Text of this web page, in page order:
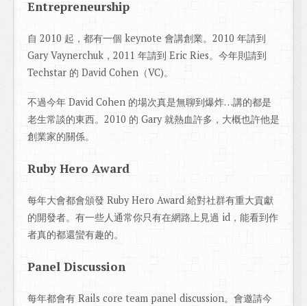
Entrepreneurship
自 2010 起，都有一個 keynote 會講創業。2010 年請到
Gary Vaynerchuk，2011 年請到 Eric Ries。今年則請到
Techstar 的 David Cohen（VC)。
不過今年 David Cohen 的場次真是無聊到爆炸…講的都是
老生常談的東西。2010 的 Gary 就熱血許多，大概也許他是
創業家的關係。
Ruby Hero Award
每年大會都會頒發 Ruby Hero Award 給對社群有重大貢獻
的開發者。有一些人通常你只有在網路上見過 id，能看到作
者真的都還蠻有趣的。
Panel Discussion
每年都會有 Rails core team panel discussion。會邀請今